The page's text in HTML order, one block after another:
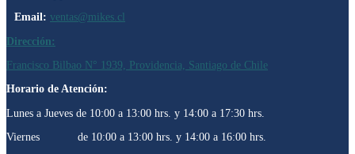
Email: ventas@mikes.cl
Dirección:
Francisco Bilbao N° 1939, Providencia, Santiago de Chile
Horario de Atención:
Lunes a Jueves de 10:00 a 13:00 hrs. y 14:00 a 17:30 hrs.
Viernes de 10:00 a 13:00 hrs. y 14:00 a 16:00 hrs.